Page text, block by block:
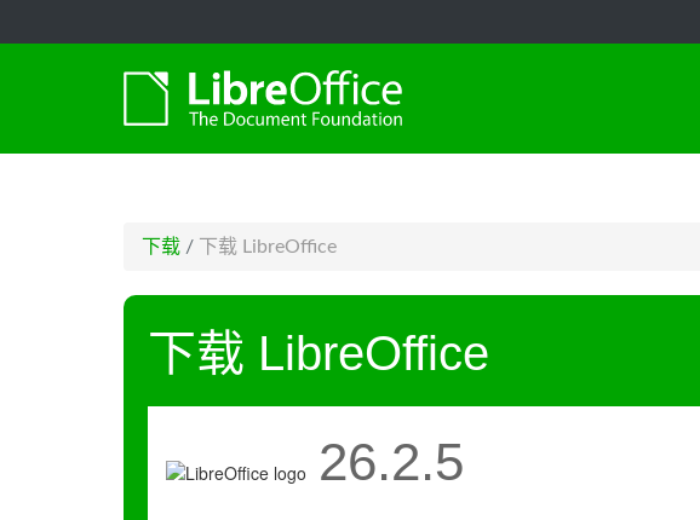
下载 / 下载 LibreOffice
下载 LibreOffice
26.2.5